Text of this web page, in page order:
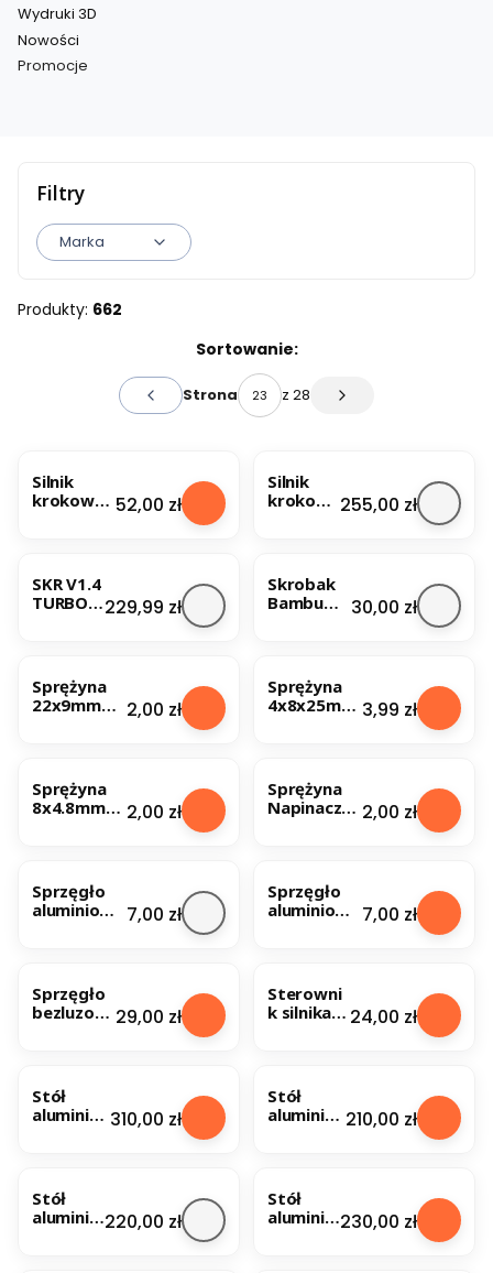
Wydruki 3D
Nowości
Promocje
Filtry
Marka
Koniec filtrów
Produkty: 662
Sortowanie:
Poprzednie produkty
Strona z 28 Następne produkty
Silnik
krokowy
33mm
Cena
52,00 zł
Silnik
krokowy Cena
255,00 zł
SKR V1.4
TURBO -
3D
Cena
229,99 zł
Skrobak
Bambu
Cena
30,00 zł
Sprężyna
22x9mm
Cena
2,00 zł
Sprężyna
4x8x25mm Cena
3,99 zł
Sprężyna
8x4.8mm
drukarki 3D
Cena
2,00 zł
Sprężyna
Napinacz
3D
Cena
2,00 zł
Sprzęgło
aluminiowe
Cena
7,00 zł
Sprzęgło
aluminiowe
Cena
7,00 zł
Sprzęgło
bezluzow Cena
29,00 zł
Sterowni
k silnika
Cena
24,00 zł
Stół
aluminiu
wymiar
Cena
310,00 zł
Stół
aluminiu
300x300
10mm
Drukarka
Cena
210,00 zł
Stół
aluminiu Cena
220,00 zł
Stół
aluminiu Cena
230,00 zł